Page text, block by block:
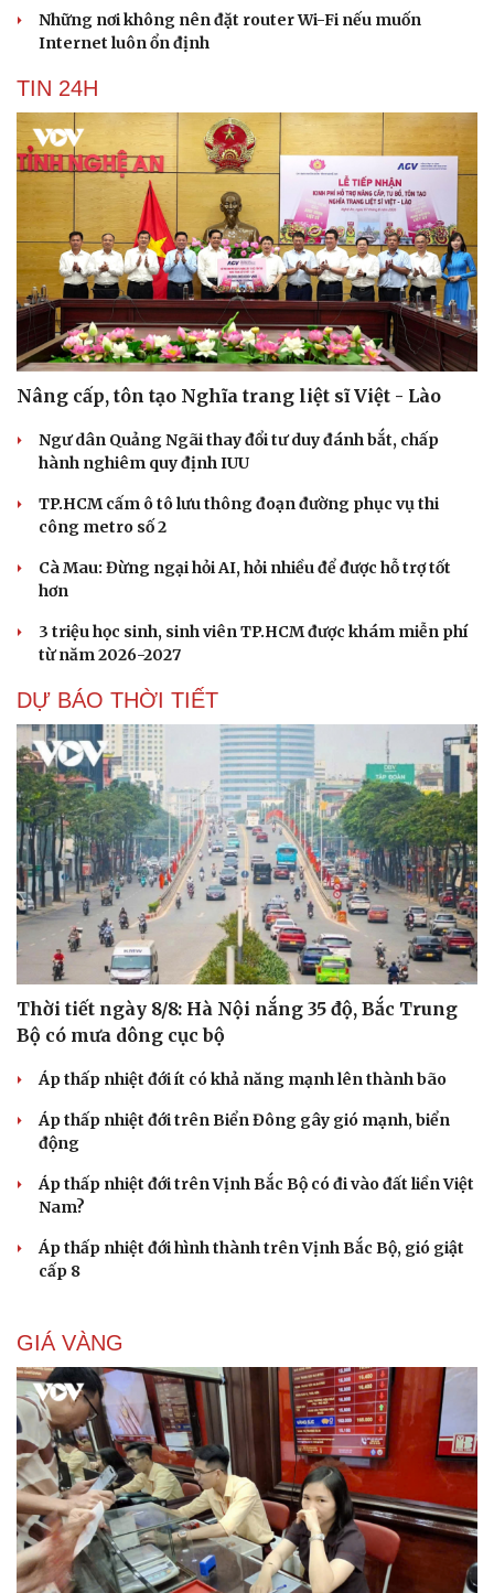
Cải chính
Những nơi không nên đặt router Wi-Fi nếu muốn
Internet luôn ổn định
TIN 24H
Nâng cấp, tôn tạo Nghĩa trang liệt sĩ Việt - Lào
Ngư dân Quảng Ngãi thay đổi tư duy đánh bắt, chấp
hành nghiêm quy định IUU
TP.HCM cấm ô tô lưu thông đoạn đường phục vụ thi
công metro số 2
Cà Mau: Đừng ngại hỏi AI, hỏi nhiều để được hỗ trợ tốt
hơn
3 triệu học sinh, sinh viên TP.HCM được khám miễn phí
từ năm 2026-2027
DỰ BÁO THỜI TIẾT
Thời tiết ngày 8/8: Hà Nội nắng 35 độ, Bắc Trung
Bộ có mưa dông cục bộ
Áp thấp nhiệt đới ít có khả năng mạnh lên thành bão
Áp thấp nhiệt đới trên Biển Đông gây gió mạnh, biển
động
Áp thấp nhiệt đới trên Vịnh Bắc Bộ có đi vào đất liền Việt
Nam?
Áp thấp nhiệt đới hình thành trên Vịnh Bắc Bộ, gió giật
cấp 8
GIÁ VÀNG